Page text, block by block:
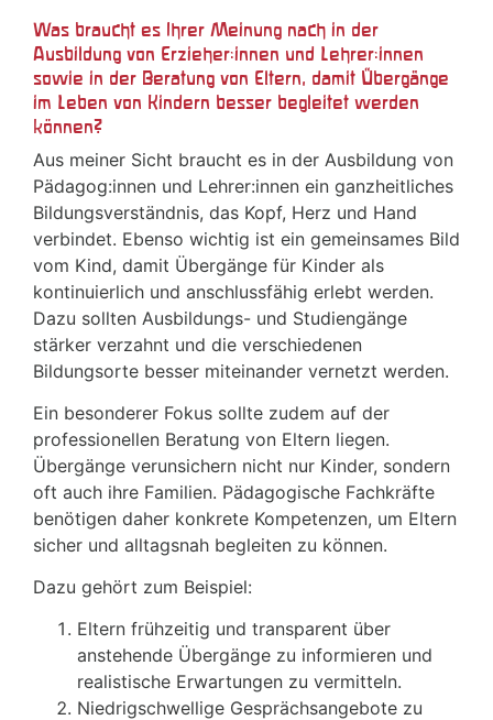
Was braucht es Ihrer Meinung nach in der
Ausbildung von Erzieher:innen und Lehrer:innen
sowie in der Beratung von Eltern, damit Übergänge
im Leben von Kindern besser begleitet werden
können?
Aus meiner Sicht braucht es in der Ausbildung von
Pädagog:innen und Lehrer:innen ein ganzheitliches
Bildungsverständnis, das Kopf, Herz und Hand
verbindet. Ebenso wichtig ist ein gemeinsames Bild
vom Kind, damit Übergänge für Kinder als
kontinuierlich und anschlussfähig erlebt werden.
Dazu sollten Ausbildungs- und Studiengänge
stärker verzahnt und die verschiedenen
Bildungsorte besser miteinander vernetzt werden.
Ein besonderer Fokus sollte zudem auf der
professionellen Beratung von Eltern liegen.
Übergänge verunsichern nicht nur Kinder, sondern
oft auch ihre Familien. Pädagogische Fachkräfte
benötigen daher konkrete Kompetenzen, um Eltern
sicher und alltagsnah begleiten zu können.
Dazu gehört zum Beispiel:
Eltern frühzeitig und transparent über
anstehende Übergänge zu informieren und
realistische Erwartungen zu vermitteln.
Niedrigschwellige Gesprächsangebote zu